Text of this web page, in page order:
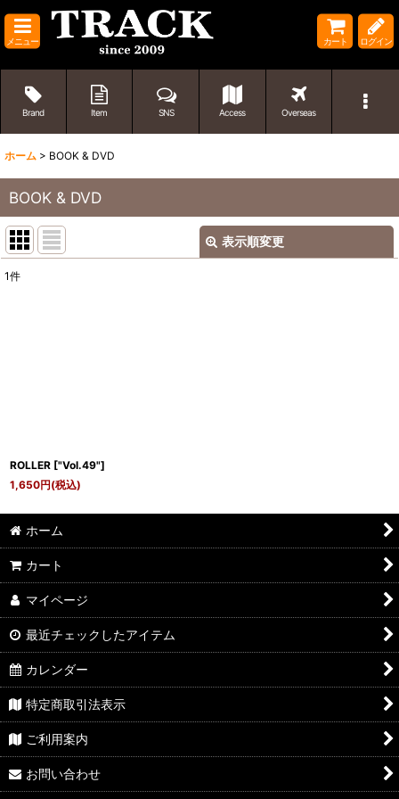
メニュー カート ログイン
Brand Item SNS Access Overseas
ホーム > BOOK & DVD
BOOK & DVD
表示順変更
1件
ROLLER ["Vol.49"]
1,650円(税込)
ホーム
カート
マイページ
最近チェックしたアイテム
カレンダー
特定商取引法表示
ご利用案内
お問い合わせ